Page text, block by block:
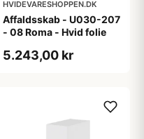
HVIDEVARESHOPPEN.DK
Affaldsskab - U030-207
- 08 Roma - Hvid folie
5.243,00 kr